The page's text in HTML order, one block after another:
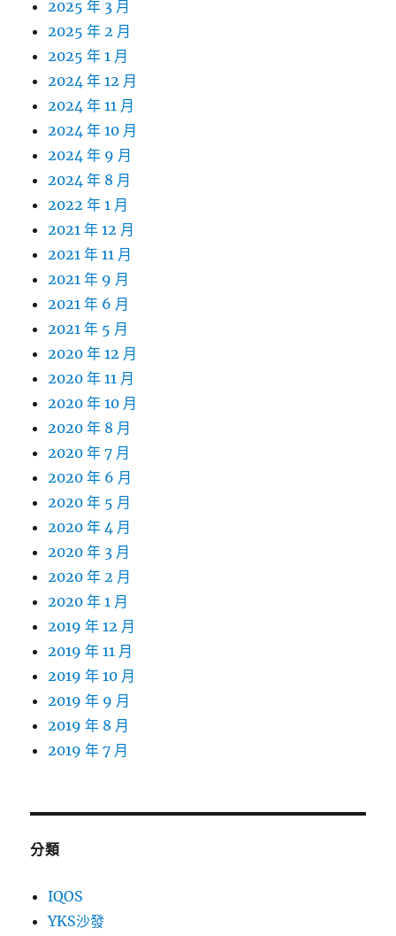
2025 年 3 月
2025 年 2 月
2025 年 1 月
2024 年 12 月
2024 年 11 月
2024 年 10 月
2024 年 9 月
2024 年 8 月
2022 年 1 月
2021 年 12 月
2021 年 11 月
2021 年 9 月
2021 年 6 月
2021 年 5 月
2020 年 12 月
2020 年 11 月
2020 年 10 月
2020 年 8 月
2020 年 7 月
2020 年 6 月
2020 年 5 月
2020 年 4 月
2020 年 3 月
2020 年 2 月
2020 年 1 月
2019 年 12 月
2019 年 11 月
2019 年 10 月
2019 年 9 月
2019 年 8 月
2019 年 7 月
分類
IQOS
YKS沙發